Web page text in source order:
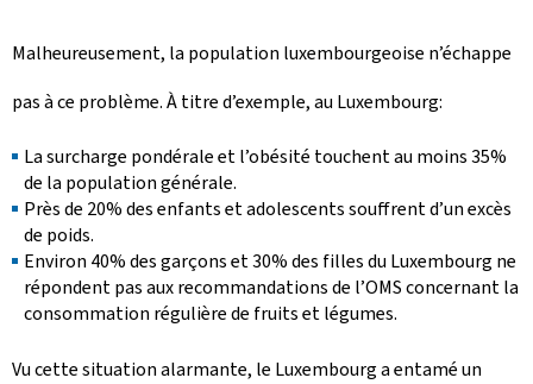
Malheureusement, la population luxembourgeoise n’échappe
pas à ce problème. À titre d’exemple, au Luxembourg:
La surcharge pondérale et l’obésité touchent au moins 35%
de la population générale.
Près de 20% des enfants et adolescents souffrent d’un excès
de poids.
Environ 40% des garçons et 30% des filles du Luxembourg ne
répondent pas aux recommandations de l’OMS concernant la
consommation régulière de fruits et légumes.
Vu cette situation alarmante, le Luxembourg a entamé un